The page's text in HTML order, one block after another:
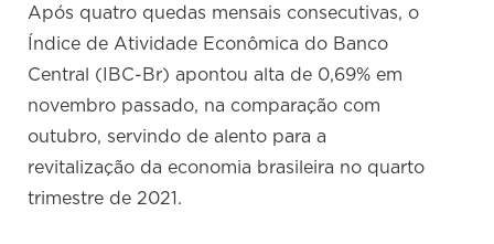
Após quatro quedas mensais consecutivas, o
Índice de Atividade Econômica do Banco
Central (IBC-Br) apontou alta de 0,69% em
novembro passado, na comparação com
outubro, servindo de alento para a
revitalização da economia brasileira no quarto
trimestre de 2021.